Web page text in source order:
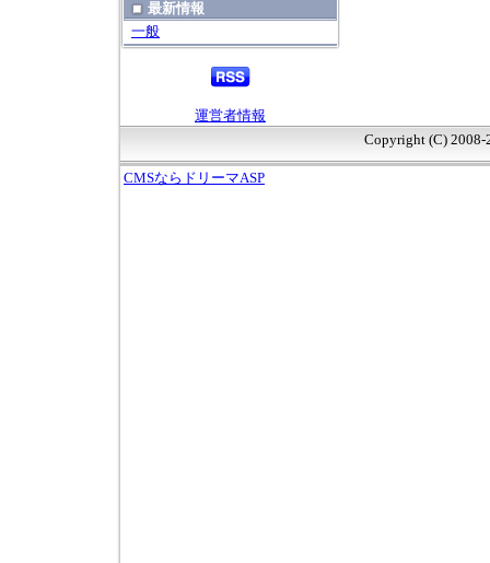
最新情報
一般
運営者情報
Copyright (C) 2008-
CMSならドリーマASP